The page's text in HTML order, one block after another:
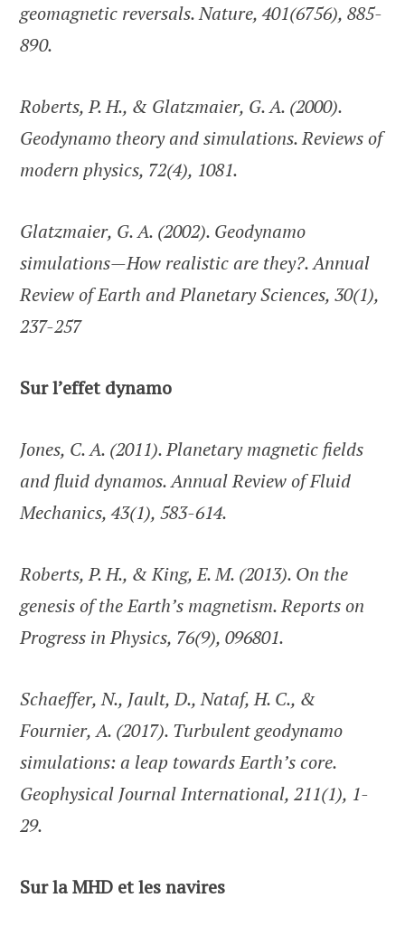
geomagnetic reversals. Nature, 401(6756), 885-
890.
Roberts, P. H., & Glatzmaier, G. A. (2000).
Geodynamo theory and simulations. Reviews of
modern physics, 72(4), 1081.
Glatzmaier, G. A. (2002). Geodynamo
simulations—How realistic are they?. Annual
Review of Earth and Planetary Sciences, 30(1),
237-257
Sur l’effet dynamo
Jones, C. A. (2011). Planetary magnetic fields
and fluid dynamos. Annual Review of Fluid
Mechanics, 43(1), 583-614.
Roberts, P. H., & King, E. M. (2013). On the
genesis of the Earth’s magnetism. Reports on
Progress in Physics, 76(9), 096801.
Schaeffer, N., Jault, D., Nataf, H. C., &
Fournier, A. (2017). Turbulent geodynamo
simulations: a leap towards Earth’s core.
Geophysical Journal International, 211(1), 1-
29.
Sur la MHD et les navires